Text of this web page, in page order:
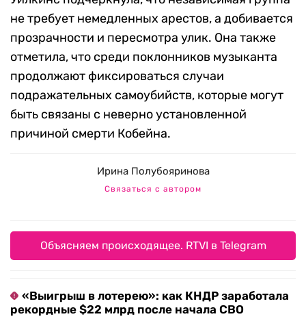
не требует немедленных арестов, а добивается
прозрачности и пересмотра улик. Она также
отметила, что среди поклонников музыканта
продолжают фиксироваться случаи
подражательных самоубийств, которые могут
быть связаны с неверно установленной
причиной смерти Кобейна.
Ирина Полубояринова
Связаться с автором
Объясняем происходящее. RTVI в Telegram
«Выигрыш в лотерею»: как КНДР заработала
рекордные $22 млрд после начала СВО